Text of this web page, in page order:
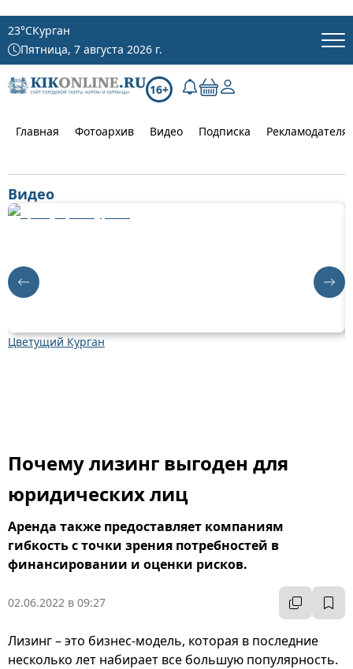
23°CКурган
Пятница, 7 августа 2026 г.
16+
Главная Фотоархив Видео Подписка
Видео
Цветущий Курган
Почему лизинг выгоден для
юридических лиц
Аренда также предоставляет компаниям
гибкость с точки зрения потребностей в
финансировании и оценки рисков.
02.06.2022 в 09:27
Лизинг – это бизнес-модель, которая в последние
несколько лет набирает все большую популярность.